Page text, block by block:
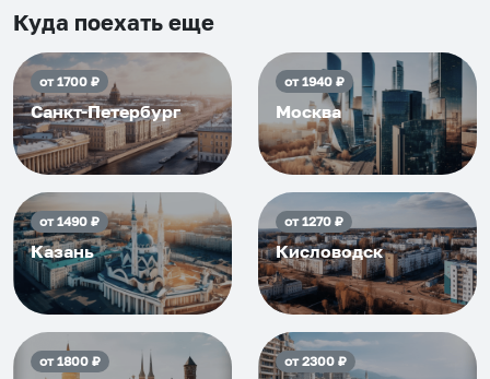
приезжать еще...
Куда поехать еще
от1700₽
Санкт-Петербург
от1940₽
Москва
от1490₽
Казань
от1270₽
Кисловодск
от1800₽ от2300₽